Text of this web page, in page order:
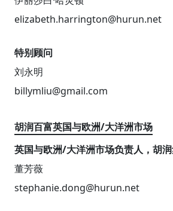
elizabeth.harrington@hurun.net
特别顾问
刘永明
billymliu@gmail.com
胡润百富英国与欧洲/大洋洲市场
英国与欧洲/大洋洲市场负责人，胡
董芳薇
stephanie.dong@hurun.net